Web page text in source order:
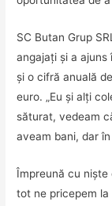
SC Butan Grup
angajaţi şi a
şi o cifră anuală
euro. „Eu şi alţi
săturat, vedeam
aveam bani, dar
Împreună cu nişte
tot ne pricepem